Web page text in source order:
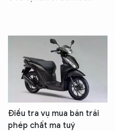
Điều tra vụ mua bán trái
phép chất ma tuý